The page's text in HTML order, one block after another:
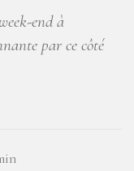
end à
par ce côté